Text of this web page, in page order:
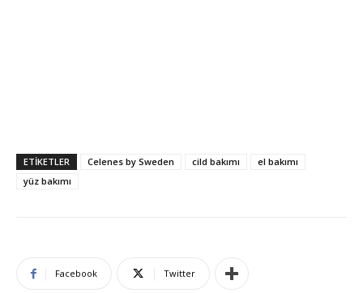
ETIKETLER Celenes by Sweden cild bakımı
el bakımı
yüz bakımı
Facebook Twitter